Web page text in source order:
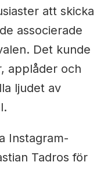
att skicka
associerade
Det kunde
applåder och
ljudet av
Instagram-
Tadros för